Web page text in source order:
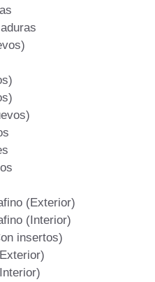
(Exterior)
(Interior)
insertos)